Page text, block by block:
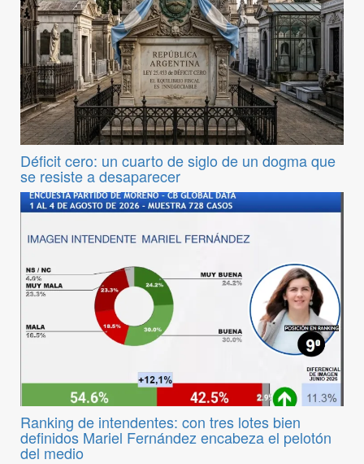
Déficit cero: un cuarto de siglo de un dogma que
se resiste a desaparecer
Ranking de intendentes: con tres lotes bien
definidos Mariel Fernández encabeza el pelotón
del medio